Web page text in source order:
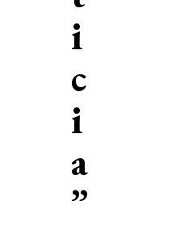
i
c
i
a
”